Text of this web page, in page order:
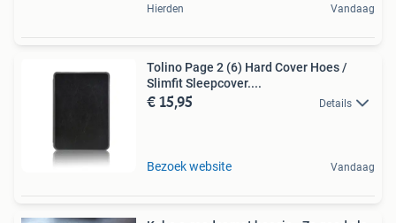
Hierden Vandaag
Tolino Page 2 (6) Hard Cover Hoes /
Slimfit Sleepcover....
€ 15,95 Details
Bezoek website Vandaag